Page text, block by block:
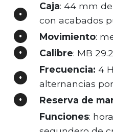
Caja: 44 mm
con acabados
Movimiento:
Calibre: MB
Frecuencia: 4
alternancias
Reserva de
Funciones: